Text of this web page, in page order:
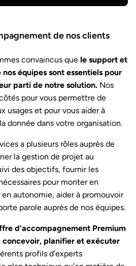
de nos clients
convaincus que le support et
équipes sont essentiels pour
parti de notre solution. Nos
pour vous permettre de
usages et pour vous aider à
donnée dans votre organisation.
a plusieurs rôles auprès de
la gestion de projet au
des objectifs, fournir les
pour monter en
autonomie, aider à promouvoir
parole auprès de nos équipes.
d’accompagnement Premium
concevoir, planifier et exécuter
profils d’experts